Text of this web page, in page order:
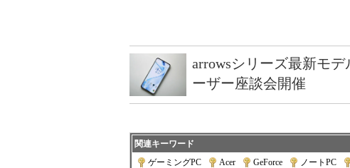
arrowsシリーズ最新モ
ーザー座談会開催
関連キーワード
ゲーミングPC
Acer GeForce ノートPC